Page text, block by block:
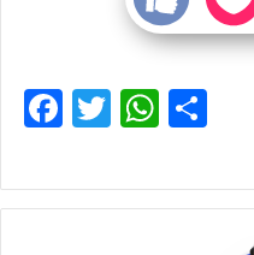
F
c
e
T
itt
er
W
at
s
ar
e